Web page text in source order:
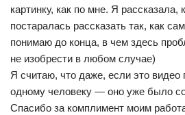
картинку, как по мне. Я рассказала,
постаралась рассказать так, как
понимаю до конца, в чем здесь
не изобрести в любом случае)
Я считаю, что даже, если это видео
одному человеку — оно уже было
Спасибо за комплимент моим